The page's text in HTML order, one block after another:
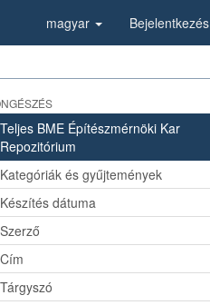
magyar Bejelentkezés
Teljes BME Építészmérnöki Kar
Repozitórium
Kategóriák és gyűjtemények
Készítés dátuma
Szerző
Cím
Tárgyszó